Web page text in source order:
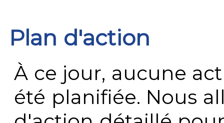
Plan d'action
À ce jour, aucune
été planifiée. Nous